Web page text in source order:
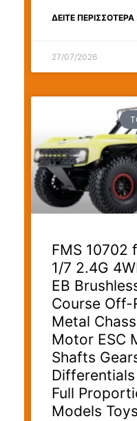
ΔΕΊΤΕ ΠΕΡΙΣΣΟΤΕΡΑ
27/07/2026
FMS 10702
1/7 2.4G
EB
Course Off-
Metal
Motor ESC
Shafts
Full
Models Toys